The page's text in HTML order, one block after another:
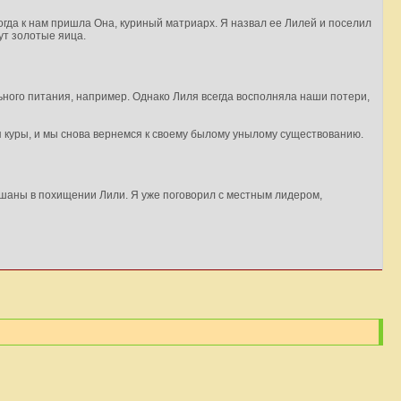
к нам пришла Она, куриный матриарх. Я назвал ее Лилей и поселил
золотые яица.
питания, например. Однако Лиля всегда восполняла наши потери,
и мы снова вернемся к своему былому унылому существованию.
в похищении Лили. Я уже поговорил с местным лидером,